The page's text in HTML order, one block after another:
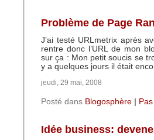
Problème de Page
J’ai testé URLmetrix après
rentre donc l’URL de mon
sur ça : Mon petit soucis se
y a quelques jours il était
jeudi, 29 mai, 2008
Posté dans Blogosphère
Idée business: